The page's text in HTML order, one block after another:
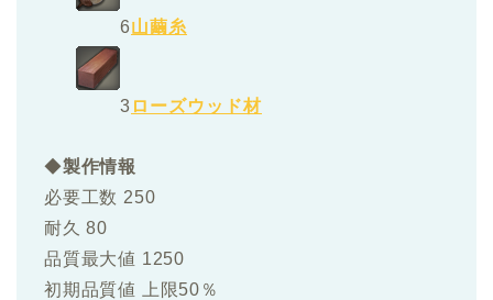
6山繭糸
3 ローズウッド材
◆製作情報
必要工数 250
耐久 80
品質最大値 1250
初期品質値 上限50％